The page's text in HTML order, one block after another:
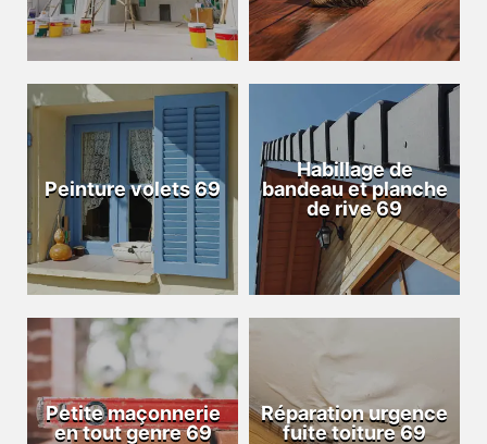
Peinture volets 69
Habillage de
bandeau et planche
de rive 69
Petite maçonnerie
en tout genre 69
Réparation urgence
fuite toiture 69